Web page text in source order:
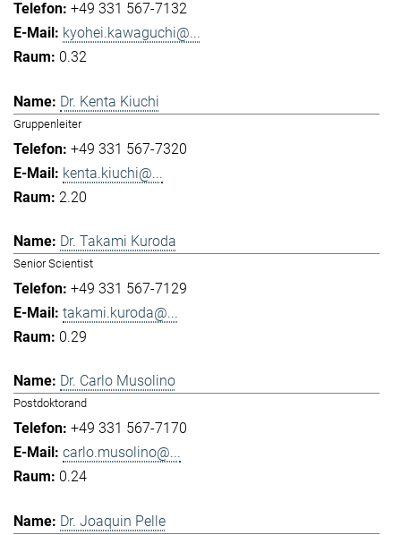
+49 331 567-7132
kyohei.kawaguchi@...
0.32
Dr. Kenta Kiuchi
Gruppenleiter
+49 331 567-7320
kenta.kiuchi@...
2.20
Dr. Takami Kuroda
Senior Scientist
+49 331 567-7129
takami.kuroda@...
0.29
Dr. Carlo Musolino
Postdoktorand
+49 331 567-7170
carlo.musolino@...
0.24
Dr. Joaquin Pelle